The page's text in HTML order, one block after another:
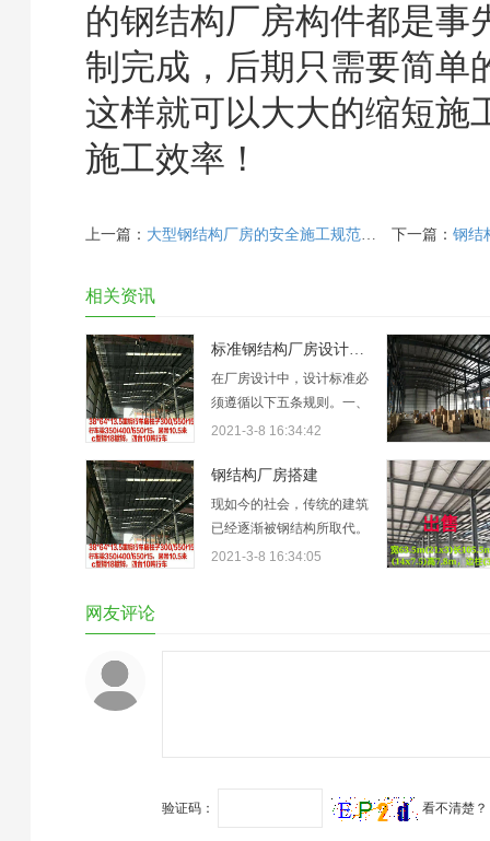
的钢结构厂房构件都是事
制完成，后期只需要简单
这样就可以大大的缩短施
施工效率！
上一篇： 大型钢结构厂房的安全施工规范条例 下一篇： 钢结
相关资讯
标准钢结构厂房设计规范
在厂房设计中，设计标准必
须遵循以下五条规则。一、
工业厂房设计必须贯彻执行
技术先进、经济合理、安全
适用、确保质量，符合节约
能源和环境保护的要求。
2021-3-8 16:34:42
钢结构厂房搭建
现如今的社会，传统的建筑
已经逐渐被钢结构所取代。
钢结构的种类很多，包括厂
2021-3-8 16:34:05
网友评论
验证码： 看不清楚？